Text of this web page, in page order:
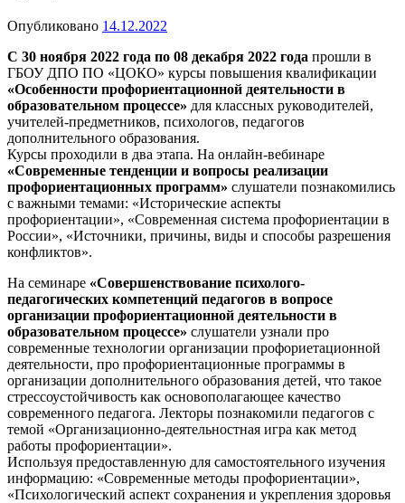
Опубликовано 14.12.2022
С 30 ноября 2022 года по 08 декабря 2022 года прошли в
ГБОУ ДПО ПО «ЦОКО» курсы повышения квалификации
«Особенности профориентационной деятельности в
образовательном процессе» для классных руководителей,
учителей-предметников, психологов, педагогов
дополнительного образования.
Курсы проходили в два этапа. На онлайн-вебинаре
«Современные тенденции и вопросы реализации
профориентационных программ» слушатели познакомились
с важными темами: «Исторические аспекты
профориентации», «Современная система профориентации в
России», «Источники, причины, виды и способы разрешения
конфликтов».
На семинаре «Совершенствование психолого-
педагогических компетенций педагогов в вопросе
организации профориентационной деятельности в
образовательном процессе» слушатели узнали про
современные технологии организации профориетационной
деятельности, про профориентационные программы в
организации дополнительного образования детей, что такое
стрессоустойчивость как основополагающее качество
современного педагога. Лекторы познакомили педагогов с
темой «Организационно-деятельностная игра как метод
работы профориентации».
Используя предоставленную для самостоятельного изучения
информацию: «Современные методы профориентации»,
«Психологический аспект сохранения и укрепления здоровья